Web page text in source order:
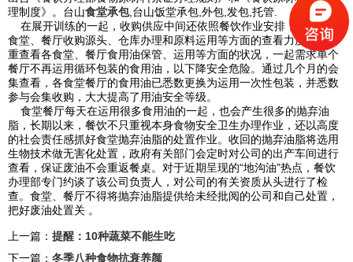
理制度》。台山食堂承包,台山饭堂承包,外包,发包,托管.
在展开训练的一起，收购供应中间还依照餐饮作业安排，加大了对
食堂、餐厅收购源头、仓库办理和原料运用等方面的查看力度，并着
重查看各食堂、餐厅食用油保管、运用等方面的状况，一起需求单个
餐厅不再运用循环包装的食用油，以下降安全危险。通过几个月的会
集查看，各食堂餐厅的食用油已悉数更换为运用一次性包装，并悉数
参与会集收购，大大提高了用油安全等级。
食堂餐厅每天在运用很多食用油的一起，也会产生很多的抛弃油
脂，长期以来，餐饮不只重视本身食物安全卫生办理作业，还以高度
的社会责任感抓好食堂抛弃油脂的处置作业。收回的抛弃油脂将选用
生物技术做无害化处置，政府有关部门会定时对公司的出产车间进行
查看，保证废油不会重返餐桌。对于近期呈现的“地沟油”热点，餐饮
办理部专门约谈了该公司负责人，对公司的有关资质从头进行了检
查。食堂、餐厅不得将抛弃油脂提供给未经批阅的公司和自己处置，
把好废油处置关 。
上一篇： 提醒：10种蔬菜不能生吃
下一篇： 冬季八种食物抗衰养颜